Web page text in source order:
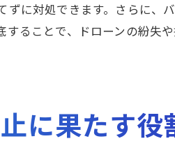
ャリブレーション
ムウェアのアップデート
くべき紛失防止の最新トレン
跡精度向上
に対処できます。さらに、
ることで、ドローンの紛失
に果たす役